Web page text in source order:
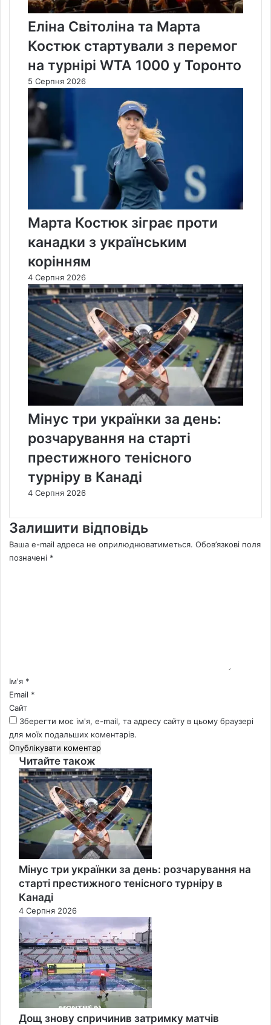
Еліна Світоліна та Марта
Костюк стартували з перемог
на турнірі WTA 1000 у Торонто
5 Серпня 2026
Марта Костюк зіграє проти
канадки з українським
корінням
4 Серпня 2026
Мінус три українки за день:
розчарування на старті
престижного тенісного
турніру в Канаді
4 Серпня 2026
Залишити відповідь
Ваша e-mail адреса не оприлюднюватиметься. Обов’язкові поля
позначені *
*Ім'я *
Email *
Сайт
Зберегти моє ім'я, e-mail, та адресу сайту в цьому браузері
для моїх подальших коментарів.
Читайте також
Close
Мінус три українки за день: розчарування на
старті престижного тенісного турніру в
Канаді
4 Серпня 2026
Дощ знову спричинив затримку матчів